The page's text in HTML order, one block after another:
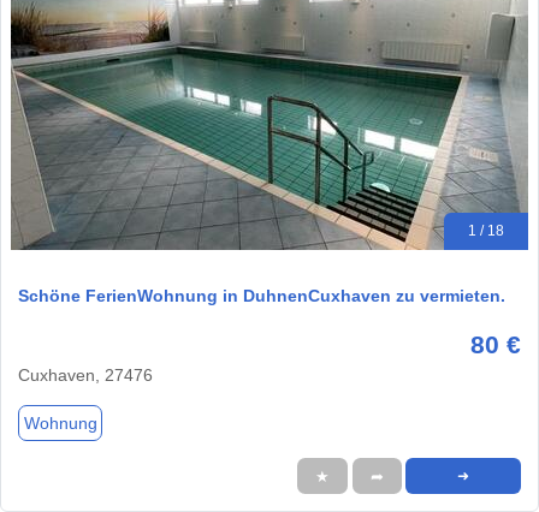
1 / 18
Schöne FerienWohnung in DuhnenCuxhaven zu vermieten.
80 €
Cuxhaven, 27476
Wohnung
★ ➦ ➜